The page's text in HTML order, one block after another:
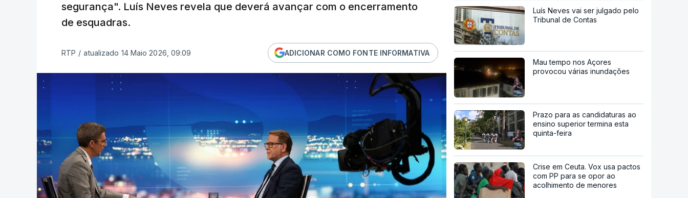
segurança". Luís Neves revela que deverá avançar com o encerramento
de esquadras.
RTP / atualizado 14 Maio 2026, 09:09 ADICIONAR COMO FONTE INFORMATIVA
Luís Neves vai ser julgado pelo
Tribunal de Contas
Mau tempo nos Açores
provocou várias inundações
Prazo para as candidaturas ao
ensino superior termina esta
quinta-feira
Crise em Ceuta. Vox usa pactos
com PP para se opor ao
acolhimento de menores